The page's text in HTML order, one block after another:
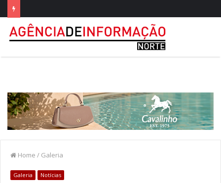
Home / Galeria
Galeria Notícias